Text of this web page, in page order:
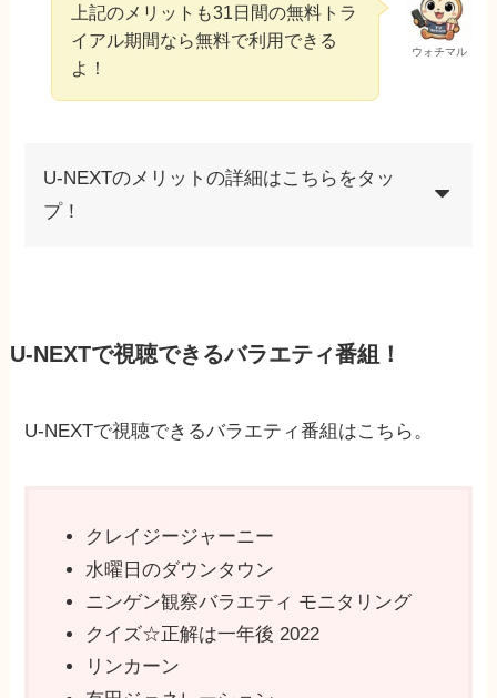
ウォチマル
上記のメリットも31日間の無料トラ
イアル期間なら無料で利用できる
よ！
U-NEXTのメリットの詳細はこちらをタッ
プ！
U-NEXTで視聴できるバラエティ番組！
U-NEXTで視聴できるバラエティ番組はこちら。
クレイジージャーニー
水曜日のダウンタウン
ニンゲン観察バラエティ モニタリング
クイズ☆正解は一年後 2022
リンカーン